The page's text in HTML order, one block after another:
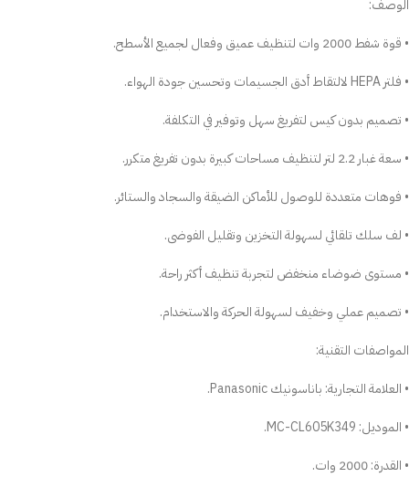
الوصف:
• قوة شفط 2000 وات لتنظيف عميق وفعال لجميع الأسطح.
• فلتر HEPA لالتقاط أدق الجسيمات وتحسين جودة الهواء.
• تصميم بدون كيس لتفريغ سهل وتوفير في التكلفة.
• سعة غبار 2.2 لتر لتنظيف مساحات كبيرة بدون تفريغ متكرر.
• فوهات متعددة للوصول للأماكن الضيقة والسجاد والستائر.
• لف سلك تلقائي لسهولة التخزين وتقليل الفوضى.
• مستوى ضوضاء منخفض لتجربة تنظيف أكثر راحة.
• تصميم عملي وخفيف لسهولة الحركة والاستخدام.
المواصفات التقنية:
• العلامة التجارية: باناسونيك Panasonic.
• الموديل: MC-CL605K349.
• القدرة: 2000 وات.